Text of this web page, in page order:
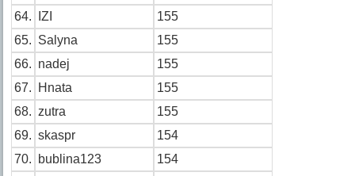
64.
IZI
155
65. Salyna
155
66. nadej
155
67.
Hnata
155
68. zutra
155
69. skaspr
154
70.
bublina123
154